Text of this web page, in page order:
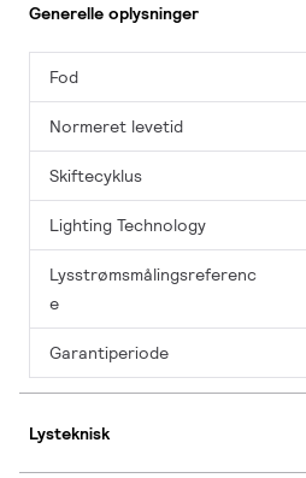
Generelle oplysninger
Fod
Normeret levetid
Skiftecyklus
Lighting Technology
Lysstrømsmålingsreferenc
e
Garantiperiode
Lysteknisk